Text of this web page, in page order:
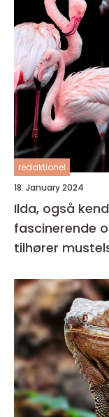
redaktionel
18. January 2024
Ilda, også
fascinerende
tilhører